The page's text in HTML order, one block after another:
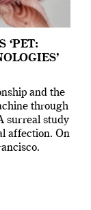
‘PET:
and the
through
surreal study
affection. On